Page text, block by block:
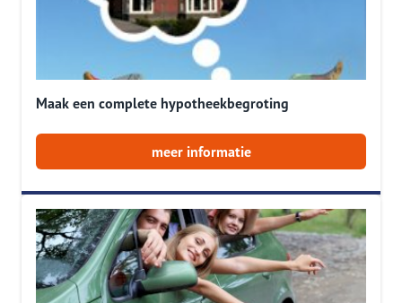
Maak een complete hypotheekbegroting
meer informatie